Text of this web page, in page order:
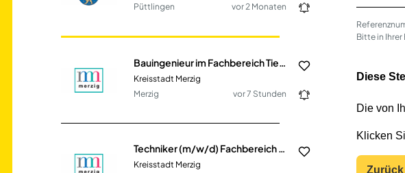
Püttlingen
vor 2 Monaten
Kreisstadt Merzig
Merzig
vor 7 Stunden
Kreisstadt Merzig
Bitte in